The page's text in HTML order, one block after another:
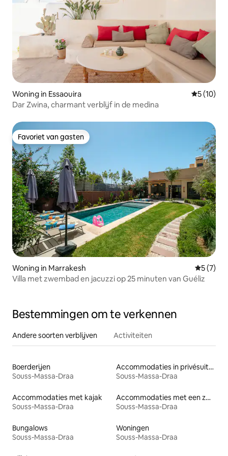
Woning in Essaouira
5 (10)
Dar Zwina, charmant verblijf in de medina
Favoriet van gasten
Favoriet van gasten
Woning in Marrakesh
5 (7)
Villa met zwembad en jacuzzi op 25 minuten van Guéliz
Bestemmingen om te verkennen
Andere soorten verblijven Activiteiten
Boerderijen
Souss-Massa-Draa
Accommodaties in privésuites
Souss-Massa-Draa
Accommodaties met kajak
Souss-Massa-Draa
Accommodaties met een zwembad
Souss-Massa-Draa
Bungalows
Souss-Massa-Draa
Woningen
Souss-Massa-Draa